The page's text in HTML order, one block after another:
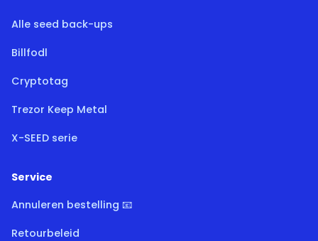
Alle seed back-ups
Billfodl
Cryptotag
Trezor Keep Metal
X-SEED serie
Service
Annuleren bestelling 📧
Retourbeleid